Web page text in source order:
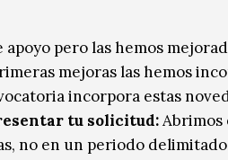
apoyo pero las hemos
mejoras las hemos
incorpora estas
tu solicitud:Abrimos
no en un periodo